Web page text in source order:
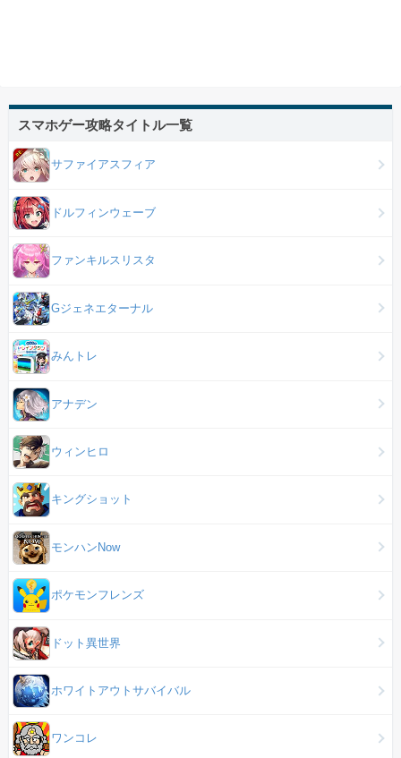
スマホゲー攻略タイトル一覧
サファイアスフィア
ドルフィンウェーブ
ファンキルスリスタ
Gジェネエターナル
みんトレ
アナデン
ウィンヒロ
キングショット
モンハンNow
ポケモンフレンズ
ドット異世界
ホワイトアウトサバイバル
ワンコレ